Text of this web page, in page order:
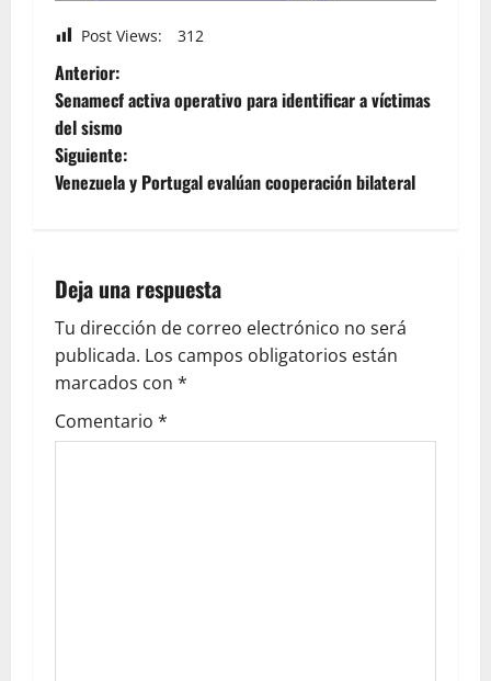
Post Views: 312
Anterior:
Senamecf activa operativo para identificar a víctimas
del sismo
Siguiente:
Venezuela y Portugal evalúan cooperación bilateral
Deja una respuesta
Tu dirección de correo electrónico no será
publicada. Los campos obligatorios están
marcados con *
Comentario *